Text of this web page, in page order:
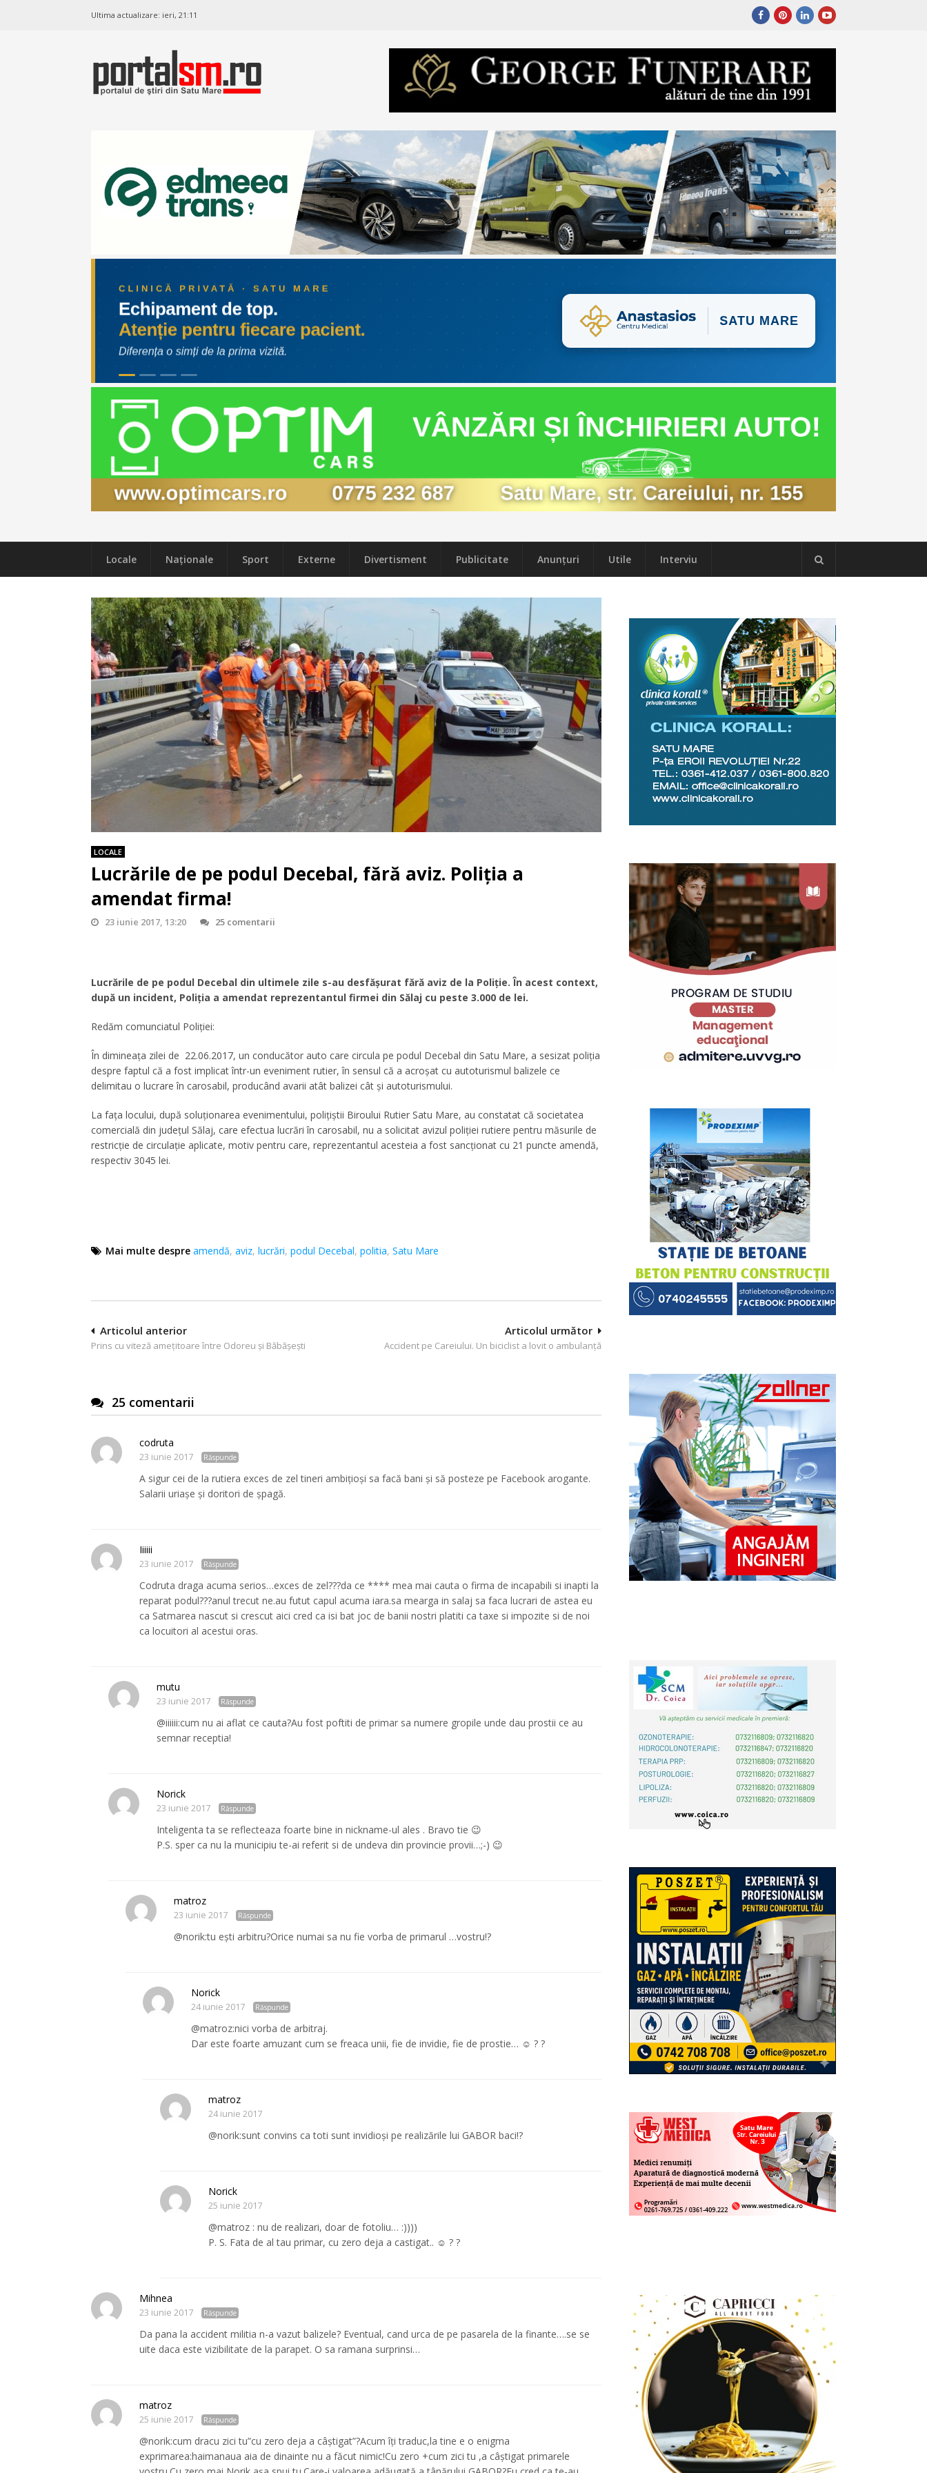
Ultima actualizare: ieri, 21:11
Locale Naţionale Sport Externe Divertisment Publicitate Anunțuri Utile Interviu
LOCALE
Lucrările de pe podul Decebal, fără aviz. Poliţia a
amendat firma!
23 iunie 2017, 13:20 25 comentarii
Lucrările de pe podul Decebal din ultimele zile s-au desfăşurat fără aviz de la Poliţie. În acest context,
după un incident, Poliţia a amendat reprezentantul firmei din Sălaj cu peste 3.000 de lei.
Redăm comunciatul Poliţiei:
În dimineaţa zilei de 22.06.2017, un conducător auto care circula pe podul Decebal din Satu Mare, a sesizat poliţia
despre faptul că a fost implicat într-un eveniment rutier, în sensul că a acroşat cu autoturismul balizele ce
delimitau o lucrare în carosabil, producând avarii atât balizei cât şi autoturismului.
La faţa locului, după soluţionarea evenimentului, poliţiştii Biroului Rutier Satu Mare, au constatat că societatea
comercială din judeţul Sălaj, care efectua lucrări în carosabil, nu a solicitat avizul poliției rutiere pentru măsurile de
restricție de circulaţie aplicate, motiv pentru care, reprezentantul acesteia a fost sancţionat cu 21 puncte amendă,
respectiv 3045 lei.
Mai multe despre amendă, aviz, lucrări, podul Decebal, politia, Satu Mare
Navigare
în
Articolul următor
Accident pe Careiului. Un biciclist a lovit o ambulanţă
Articolul anterior
Prins cu viteză ameţitoare între Odoreu şi Băbăşeşti
25 comentarii
codruta
23 iunie 2017 Răspunde
A sigur cei de la rutiera exces de zel tineri ambițioși sa facă bani și să posteze pe Facebook arogante.
Salarii uriașe și doritori de șpagă.
Iiiiii
23 iunie 2017 Răspunde
Codruta draga acuma serios…exces de zel???da ce **** mea mai cauta o firma de incapabili si inapti la
reparat podul???anul trecut ne.au futut capul acuma iara.sa mearga in salaj sa faca lucrari de astea eu
ca Satmarea nascut si crescut aici cred ca isi bat joc de banii nostri platiti ca taxe si impozite si de noi
ca locuitori al acestui oras.
mutu
23 iunie 2017 Răspunde
@iiiiii:cum nu ai aflat ce cauta?Au fost poftiti de primar sa numere gropile unde dau prostii ce au
semnar receptia!
Norick
23 iunie 2017 Răspunde
Inteligenta ta se reflecteaza foarte bine in nickname-ul ales . Bravo tie 😉
P.S. sper ca nu la municipiu te-ai referit si de undeva din provincie provii…;-) 😉
matroz
23 iunie 2017 Răspunde
@norik:tu ești arbitru?Orice numai sa nu fie vorba de primarul …vostru!?
Norick
24 iunie 2017 Răspunde
@matroz:nici vorba de arbitraj.
Dar este foarte amuzant cum se freaca unii, fie de invidie, fie de prostie… ☺️ ? ?
matroz
24 iunie 2017
@norik:sunt convins ca toti sunt invidioși pe realizările lui GABOR baci!?
Norick
25 iunie 2017
@matroz : nu de realizari, doar de fotoliu… :))))
P. S. Fata de al tau primar, cu zero deja a castigat.. ☺️ ? ?
Mihnea
23 iunie 2017 Răspunde
Da pana la accident militia n-a vazut balizele? Eventual, cand urca de pe pasarela de la finante….se se
uite daca este vizibilitate de la parapet. O sa ramana surprinsi…
matroz
25 iunie 2017 Răspunde
@norik:cum dracu zici tu”cu zero deja a câștigat”?Acum îți traduc,la tine e o enigma
exprimarea:haimanaua aia de dinainte nu a făcut nimic!Cu zero +cum zici tu ,a câștigat primarele